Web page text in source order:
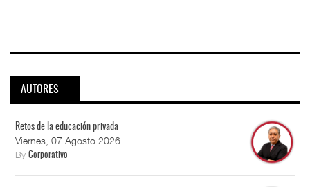
AUTORES
Retos de la educación privada
Viernes, 07 Agosto 2026
By Corporativo